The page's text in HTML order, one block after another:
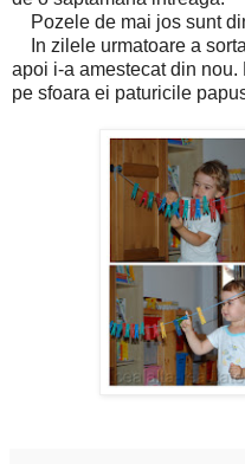
Pozele de mai jos sunt
In zilele urmatoare a
apoi i-a amestecat din
pe sfoara ei paturicile